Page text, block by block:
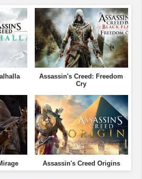
Assassin's Creed: Freedom
Cry
Assassin's Creed Origins